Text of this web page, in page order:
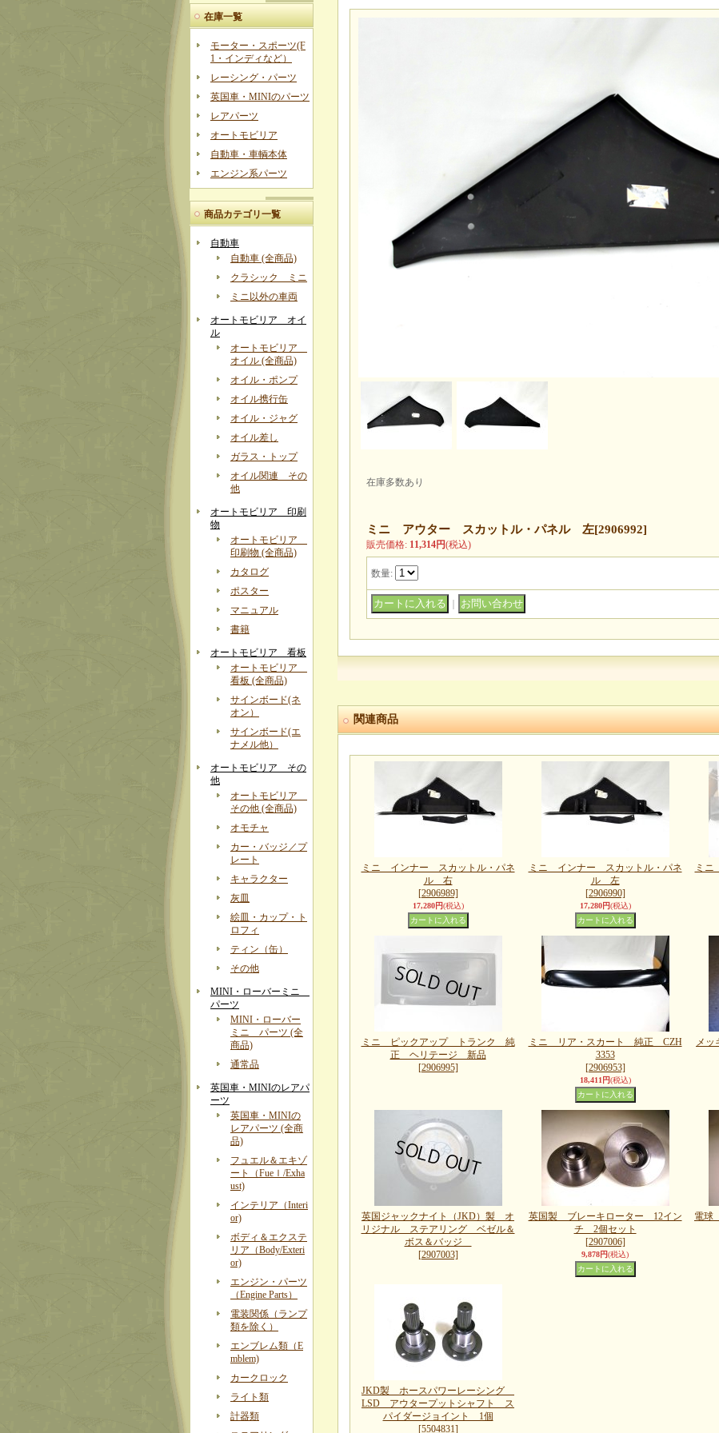
在庫一覧
モーター・スポーツ(F
1・インディなど）
レーシング・パーツ
英国車・MINIのパーツ
レアパーツ
オートモビリア
自動車・車輌本体
エンジン系パーツ
商品カテゴリ一覧
自動車
自動車 (全商品)
クラシック ミニ
ミニ以外の車両
オートモビリア オイ
ル
オートモビリア
オイル (全商品)
オイル・ポンプ
オイル携行缶
オイル・ジャグ
オイル差し
ガラス・トップ
オイル関連 その
他
オートモビリア 印刷
物
オートモビリア
印刷物 (全商品)
カタログ
ポスター
マニュアル
書籍
オートモビリア 看板
オートモビリア
看板 (全商品)
サインボード(ネ
オン）
サインボード(エ
ナメル他）
オートモビリア その
他
オートモビリア
その他 (全商品)
オモチャ
カー・バッジ／プ
レート
キャラクター
灰皿
絵皿・カップ・ト
ロフィ
ティン（缶）
その他
MINI・ローバーミニ
パーツ
MINI・ローバー
ミニ パーツ (全
商品)
通常品
英国車・MINIのレアパ
ーツ
英国車・MINIの
レアパーツ (全商
品)
フュエル＆エキゾ
ート（Fueｌ/Exha
ust)
インテリア（Interi
or)
ボディ＆エクステ
リア（Body/Exteri
or)
エンジン・パーツ
（Engine Parts）
電装関係（ランプ
類を除く）
エンブレム類（E
mblem)
カークロック
ライト類
計器類
在庫多数あり
ミニ アウター スカットル・パネル 左[2906992]
販売価格: 11,314円(税込)
数量:
関連商品
ミニ インナー スカットル・パネ
ル 右
[2906989]
17,280円(税込)
ミニ インナー スカットル・パネ
ル 左
[2906990]
17,280円(税込)
ミ
ミニ ピックアップ トランク 純
正 ヘリテージ 新品
[2906995]
ミニ リア・スカート 純正 CZH
3353
[2906953]
18,411円(税込)
メッ
英国ジャックナイト（JKD）製 オ
リジナル ステアリング ベゼル＆
ボス＆バッジ
[2907003]
英国製 ブレーキローター 12イン
チ 2個セット
[2907006]
9,878円(税込)
電
JKD製 ホースパワーレーシング
LSD アウタープットシャフト ス
パイダージョイント 1個
[5504831]